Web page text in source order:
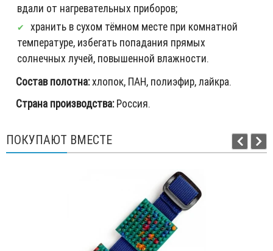
вдали от нагревательных приборов;
хранить в сухом тёмном месте при комнатной
температуре, избегать попадания прямых
солнечных лучей, повышенной влажности.
Состав полотна:хлопок, ПАН, полиэфир, лайкра.
Страна производства:Россия.
ПОКУПАЮТ ВМЕСТЕ